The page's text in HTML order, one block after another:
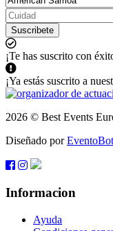
Suscribete
¡Te has suscrito con
¡Ya estás suscrito a
2026 © Best Events
Diseñado porEventoBot
Informacion
Ayuda